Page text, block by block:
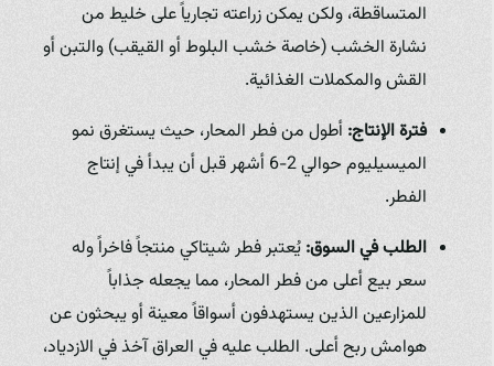
المتساقطة، ولكن يمكن زراعته تجارياً على خليط من
نشارة الخشب (خاصة خشب البلوط أو القيقب) والتبن أو
القش والمكملات الغذائية.
فترة الإنتاج:أطول من فطر المحار، حيث يستغرق نمو
الميسيليوم حوالي 2-6 أشهر قبل أن يبدأ في إنتاج
الفطر.
الطلب في السوق:يُعتبر فطر شيتاكي منتجاً فاخراً وله
سعر بيع أعلى من فطر المحار، مما يجعله جذاباً
للمزارعين الذين يستهدفون أسواقاً معينة أو يبحثون عن
هوامش ربح أعلى. الطلب عليه في العراق آخذ في الازدياد،